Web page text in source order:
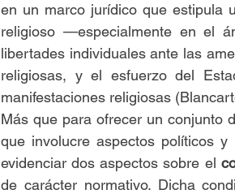
en un marco jurídico que estipula
religioso —especialmente en el
libertades individuales ante las
religiosas, y el esfuerzo del
manifestaciones religiosas
Más que para ofrecer un conjunto
que involucre aspectos políticos
evidenciar dos aspectos sobre el
de carácter normativo. Dicha